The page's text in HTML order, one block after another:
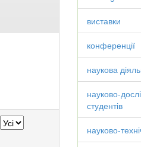
виставки
конференції
наукова
науково-
студентів
науково-